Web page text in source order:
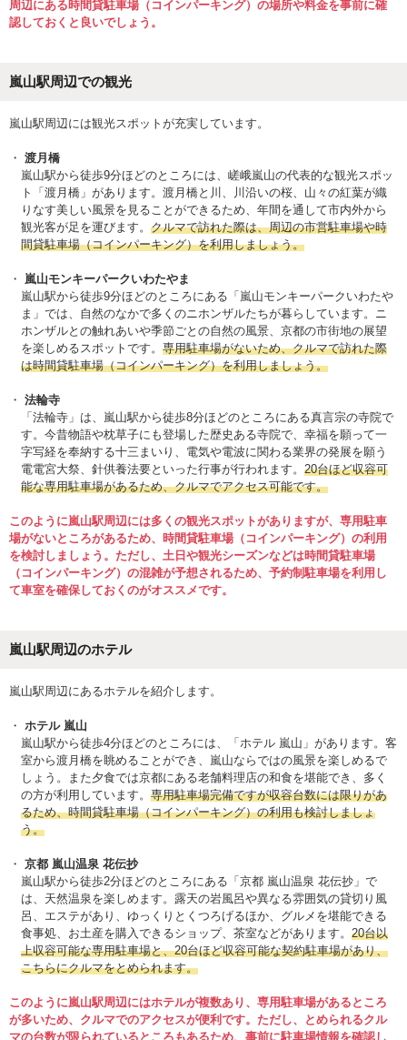
周辺にある時間貸駐車場（コインパーキング）の場所や料金を事前に確
認しておくと良いでしょう。
嵐山駅周辺での観光
嵐山駅周辺には観光スポットが充実しています。
渡月橋
嵐山駅から徒歩9分ほどのところには、嵯峨嵐山の代表的な観光スポッ
ト「渡月橋」があります。渡月橋と川、川沿いの桜、山々の紅葉が織
りなす美しい風景を見ることができるため、年間を通して市内外から
観光客が足を運びます。 クルマで訪れた際は、周辺の市営駐車場や時
間貸駐車場（コインパーキング）を利用しましょう。
嵐山モンキーパークいわたやま
嵐山駅から徒歩9分ほどのところにある「嵐山モンキーパークいわたや
ま」では、自然のなかで多くのニホンザルたちが暮らしています。ニ
ホンザルとの触れあいや季節ごとの自然の風景、京都の市街地の展望
を楽しめるスポットです。 専用駐車場がないため、クルマで訪れた際
は時間貸駐車場（コインパーキング）を利用しましょう。
法輪寺
「法輪寺」は、嵐山駅から徒歩8分ほどのところにある真言宗の寺院で
す。今昔物語や枕草子にも登場した歴史ある寺院で、幸福を願って一
字写経を奉納する十三まいり、電気や電波に関わる業界の発展を願う
電電宮大祭、針供養法要といった行事が行われます。 20台ほど収容可
能な専用駐車場があるため、クルマでアクセス可能です。
このように嵐山駅周辺には多くの観光スポットがありますが、専用駐車
場がないところがあるため、時間貸駐車場（コインパーキング）の利用
を検討しましょう。ただし、土日や観光シーズンなどは時間貸駐車場
（コインパーキング）の混雑が予想されるため、予約制駐車場を利用し
て車室を確保しておくのがオススメです。
嵐山駅周辺のホテル
嵐山駅周辺にあるホテルを紹介します。
ホテル 嵐山
嵐山駅から徒歩4分ほどのところには、「ホテル 嵐山」があります。客
室から渡月橋を眺めることができ、嵐山ならではの風景を楽しめるで
しょう。また夕食では京都にある老舗料理店の和食を堪能でき、多く
の方が利用しています。 専用駐車場完備ですが収容台数には限りがあ
るため、時間貸駐車場（コインパーキング）の利用も検討しましょ
う。
京都 嵐山温泉 花伝抄
嵐山駅から徒歩2分ほどのところにある「京都 嵐山温泉 花伝抄」で
は、天然温泉を楽しめます。露天の岩風呂や異なる雰囲気の貸切り風
呂、エステがあり、ゆっくりとくつろげるほか、グルメを堪能できる
食事処、お土産を購入できるショップ、茶室などがあります。 20台以
上収容可能な専用駐車場と、20台ほど収容可能な契約駐車場があり、
こちらにクルマをとめられます。
このように嵐山駅周辺にはホテルが複数あり、専用駐車場があるところ
が多いため、クルマでのアクセスが便利です。ただし、とめられるクル
マの台数が限られているところもあるため、事前に駐車場情報を確認し